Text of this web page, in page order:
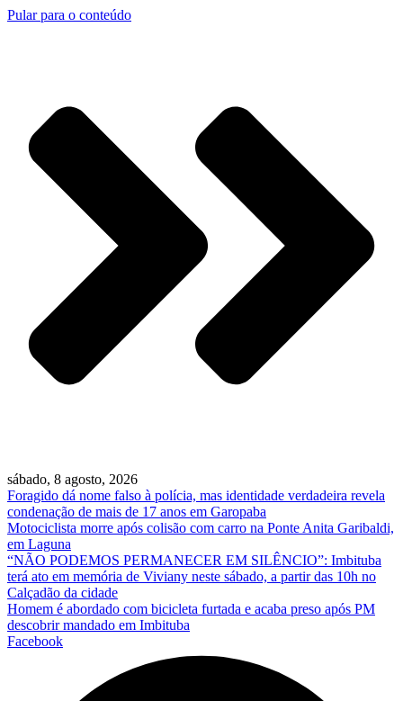
Pular para o conteúdo
sábado, 8 agosto, 2026
Foragido dá nome falso à polícia, mas identidade verdadeira revela
condenação de mais de 17 anos em Garopaba
Motociclista morre após colisão com carro na Ponte Anita Garibaldi,
em Laguna
“NÃO PODEMOS PERMANECER EM SILÊNCIO”: Imbituba
terá ato em memória de Viviany neste sábado, a partir das 10h no
Calçadão da cidade
Homem é abordado com bicicleta furtada e acaba preso após PM
descobrir mandado em Imbituba
Facebook